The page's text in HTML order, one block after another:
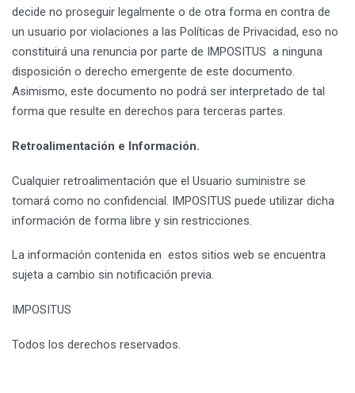
decide no proseguir legalmente o de otra forma en contra de
un usuario por violaciones a las Políticas de Privacidad, eso no
constituirá una renuncia por parte de IMPOSITUS a ninguna
disposición o derecho emergente de este documento.
Asimismo, este documento no podrá ser interpretado de tal
forma que resulte en derechos para terceras partes.
Retroalimentación e Información.
Cualquier retroalimentación que el Usuario suministre se
tomará como no confidencial. IMPOSITUS puede utilizar dicha
información de forma libre y sin restricciones.
La información contenida en estos sitios web se encuentra
sujeta a cambio sin notificación previa.
IMPOSITUS
Todos los derechos reservados.